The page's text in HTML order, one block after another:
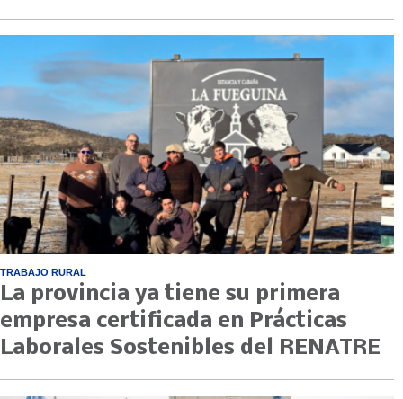
TRABAJO RURAL
La provincia ya tiene su primera
empresa certificada en Prácticas
Laborales Sostenibles del RENATRE